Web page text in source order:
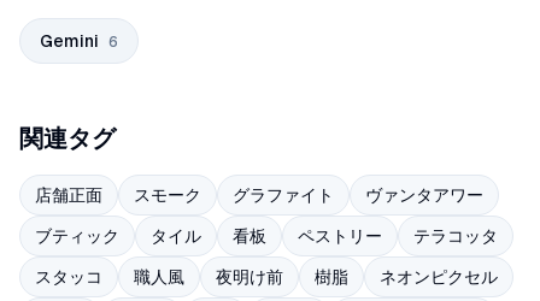
Gemini 6
関連タグ
店舗正面 スモーク グラファイト
ヴァンタアワー
ブティック
タイル 看板 ペストリー
テラコッタ
スタッコ
職人風 夜明け前 樹脂
ネオンピクセル